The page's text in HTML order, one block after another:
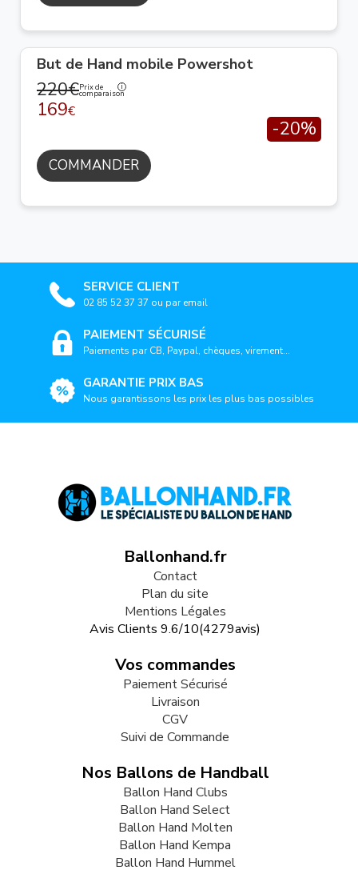
But de Hand mobile Powershot
220€Prix de
comparaison
169€
-20%
COMMANDER
SERVICE CLIENT
02 85 52 37 37 ou par email
PAIEMENT SÉCURISÉ
Paiements par CB, Paypal, chèques, virement...
GARANTIE PRIX BAS
Nous garantissons les prix les plus bas possibles
Ballonhand.fr
Contact
Plan du site
Mentions Légales
Avis Clients 9.6/10(4279avis)
Vos commandes
Paiement Sécurisé
Livraison
CGV
Suivi de Commande
Nos Ballons de Handball
Ballon Hand Clubs
Ballon Hand Select
Ballon Hand Molten
Ballon Hand Kempa
Ballon Hand Hummel